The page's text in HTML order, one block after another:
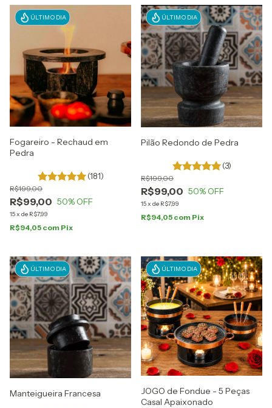
ÚLTIMO DIA
Fogareiro - Rechaud em
Pedra
(181)
R$99,00
R$199,00
50% OFF
15x de R$7,99
R$94,05 com Pix
ÚLTIMO DIA
Pilão Redondo de Pedra
(3)
R$99,00
R$199,00
50% OFF
15x de R$7,99
R$94,05 com Pix
ÚLTIMO DIA
Manteigueira Francesa
ÚLTIMO DIA
JOGO de Fondue - 5 Peças
Casal Apaixonado